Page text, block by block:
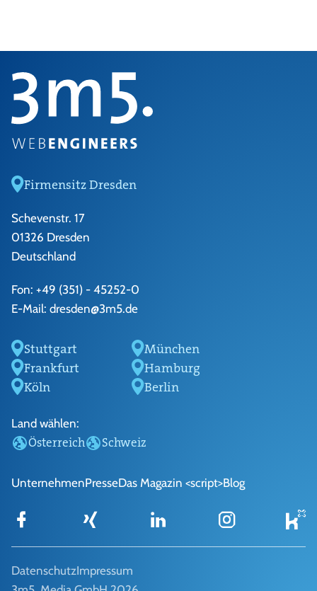
Firmensitz Dresden
Schevenstr. 17
01326 Dresden
Deutschland
Fon: +49 (351) - 45252-0
E-Mail: dresden@3m5.de
Stuttgart
München
Frankfurt
Hamburg
Köln
Berlin
Land wählen:
Österreich Schweiz
UnternehmenPresseDas Magazin <script>Blog
DatenschutzImpressum